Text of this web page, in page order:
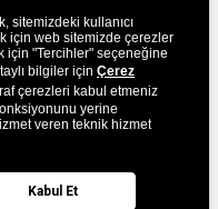
sitemizdeki kullanıcı
için web sitemizde çerezler
için "Tercihler" seçeneğine
bilgiler için Çerez
çerezleri kabul etmeniz
yerine
veren teknik hizmet
Kabul Et